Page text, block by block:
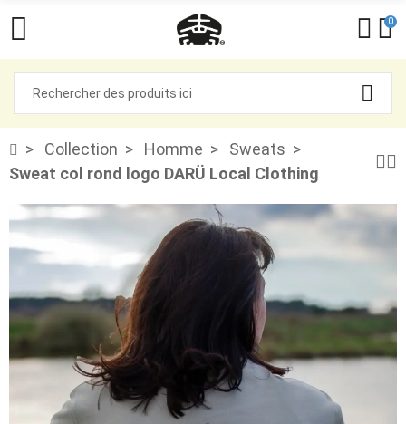
0
Collection Homme
Sweats
Sweat col rond logo DARÜ Local Clothing